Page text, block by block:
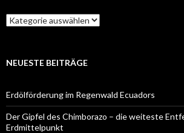
Kategorien
NEUESTE BEITRÄGE
Erdölförderung im Regenwald Ecuadors
Der Gipfel des Chimborazo – die weiteste
Erdmittelpunkt